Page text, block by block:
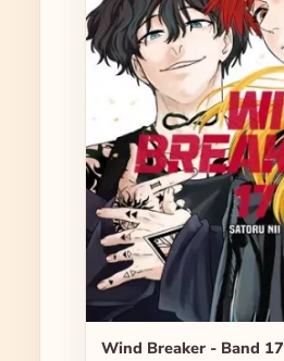
Wind Breaker - Band 17